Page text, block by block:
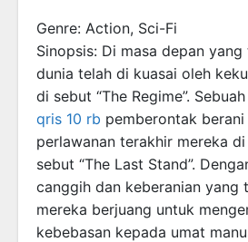
Genre: Action, Sci-Fi
Sinopsis: Di masa depan
dunia telah di kuasai oleh
di sebut “The Regime”.
qris 10 rb pemberontak
perlawanan terakhir mereka
sebut “The Last Stand”.
canggih dan keberanian yang
mereka berjuang untuk
kebebasan kepada umat